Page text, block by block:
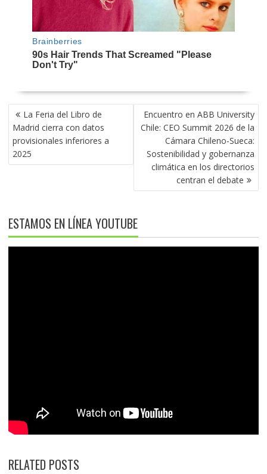
NAVEGACIÓN
DE
ENTRADAS
La Feria del Libro de
Madrid cierra con datos
provisionales inferiores a
2025
Encuentro en ABB University
Chile: CEO Summit 2026 de la
Cámara Chileno-Sueca:
Sostenibilidad y gobernanza
climática en los directorios
centran el debate
ESTAMOS EN LÍNEA YOUTUBE
RELATED POSTS